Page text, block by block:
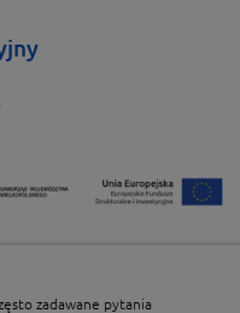
zadawane pytania